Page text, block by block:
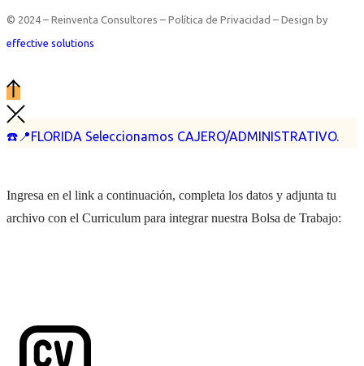
☎️📍FLORIDA Seleccionamos CAJERO/ADMINISTRATIVO.
© 2024 – Reinventa Consultores – Política de Privacidad – Design by
effective solutions
Ingresa en el link a continuación, completa los datos y adjunta tu
archivo con el Curriculum para integrar nuestra Bolsa de Trabajo: